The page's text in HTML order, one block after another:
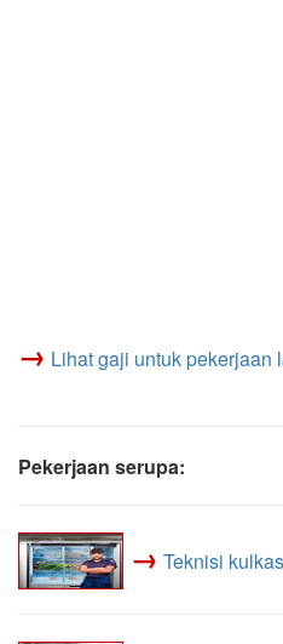
→ Lihat gaji untuk pekerjaan
Pekerjaan serupa:
→ Teknisi kulkas